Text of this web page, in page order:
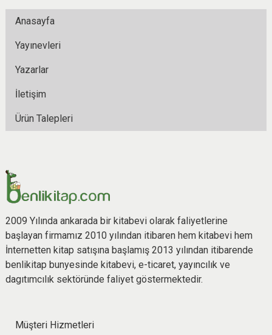
Anasayfa
Yayınevleri
Yazarlar
İletişim
Ürün Talepleri
2009 Yılında ankarada bir kitabevi olarak faliyetlerine
başlayan firmamız 2010 yılından itibaren hem kitabevi hem
İnternetten kitap satışına başlamış 2013 yılından itibarende
benlikitap bunyesinde kitabevi, e-ticaret, yayıncılık ve
dagıtımcılık sektöründe faliyet göstermektedir.
Müşteri Hizmetleri